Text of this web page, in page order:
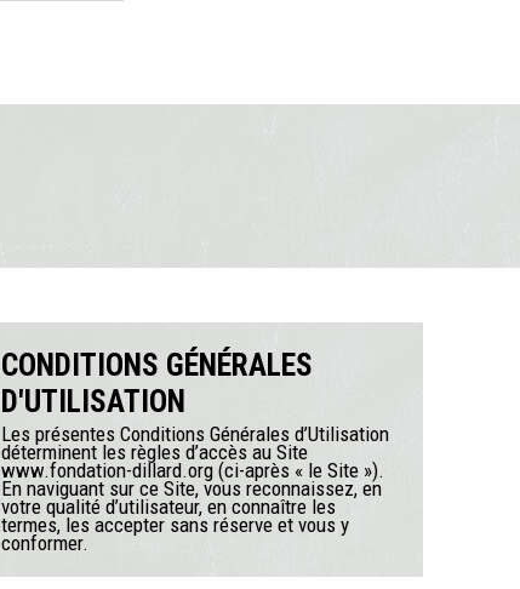
CONDITIONS GÉNÉRALES
D'UTILISATION
Les présentes Conditions Générales d’Utilisation
déterminent les règles d’accès au Site
www.fondation-dillard.org (ci-après « le Site »).
En naviguant sur ce Site, vous reconnaissez, en
votre qualité d’utilisateur, en connaître les
termes, les accepter sans réserve et vous y
conformer.